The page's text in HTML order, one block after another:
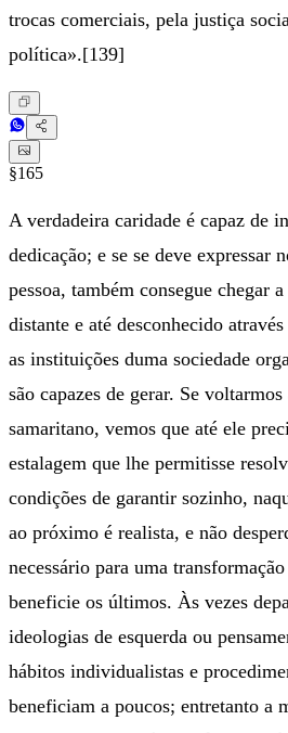
trocas comerciais, pela justiça
política».[139]
§165
A verdadeira caridade é capaz de
dedicação; e se se deve expressar
pessoa, também consegue chegar
distante e até desconhecido
as instituições duma sociedade
são capazes de gerar. Se
samaritano, vemos que até ele
estalagem que lhe permitisse
condições de garantir sozinho,
ao próximo é realista, e não
necessário para uma
beneficie os últimos. Às vezes
ideologias de esquerda ou
hábitos individualistas e
beneficiam a poucos; entretanto a